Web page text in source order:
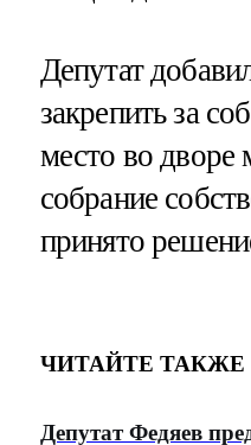
Депутат
закрепить за
место во дворе
собрание
принято
ЧИТАЙТЕ ТАКЖЕ
Депутат Федяев